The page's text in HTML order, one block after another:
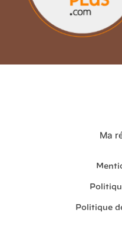
Ma
Politique